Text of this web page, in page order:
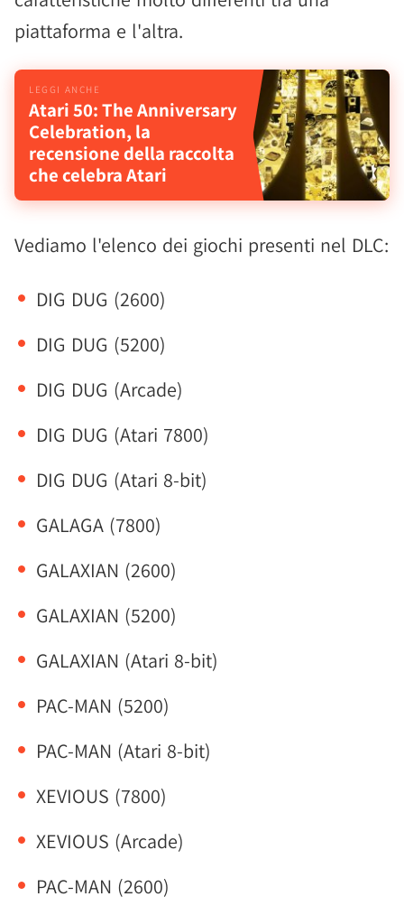
piattaforma e l'altra.
Atari 50: The Anniversary
Celebration, la
recensione della raccolta
che celebra Atari
Vediamo l'elenco dei giochi presenti nel DLC:
DIG DUG (2600)
DIG DUG (5200)
DIG DUG (Arcade)
DIG DUG (Atari 7800)
DIG DUG (Atari 8-bit)
GALAGA (7800)
GALAXIAN (2600)
GALAXIAN (5200)
GALAXIAN (Atari 8-bit)
PAC-MAN (5200)
PAC-MAN (Atari 8-bit)
XEVIOUS (7800)
XEVIOUS (Arcade)
PAC-MAN (2600)